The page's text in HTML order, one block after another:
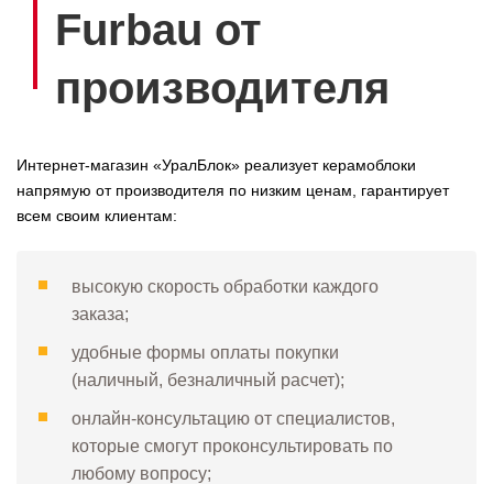
Furbau от
производителя
Интернет-магазин «УралБлок» реализует керамоблоки
напрямую от производителя по низким ценам, гарантирует
всем своим клиентам:
высокую скорость обработки каждого
заказа;
удобные формы оплаты покупки
(наличный, безналичный расчет);
онлайн-консультацию от специалистов,
которые смогут проконсультировать по
любому вопросу;